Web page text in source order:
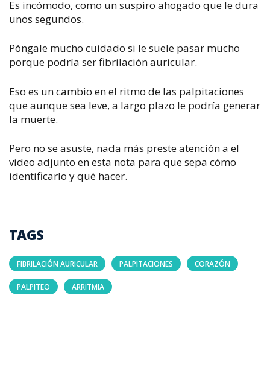
Es incómodo, como un suspiro ahogado que le dura
unos segundos.
Póngale mucho cuidado si le suele pasar mucho
porque podría ser fibrilación auricular.
Eso es un cambio en el ritmo de las palpitaciones
que aunque sea leve, a largo plazo le podría generar
la muerte.
Pero no se asuste, nada más preste atención a el
video adjunto en esta nota para que sepa cómo
identificarlo y qué hacer.
TAGS
FIBRILACIÓN AURICULAR PALPITACIONES CORAZÓN
PALPITEO ARRITMIA